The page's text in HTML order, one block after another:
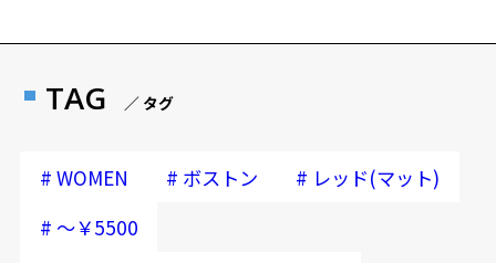
TAG ／ タグ
# WOMEN # ボストン # レッド(マット)
# ～￥5500